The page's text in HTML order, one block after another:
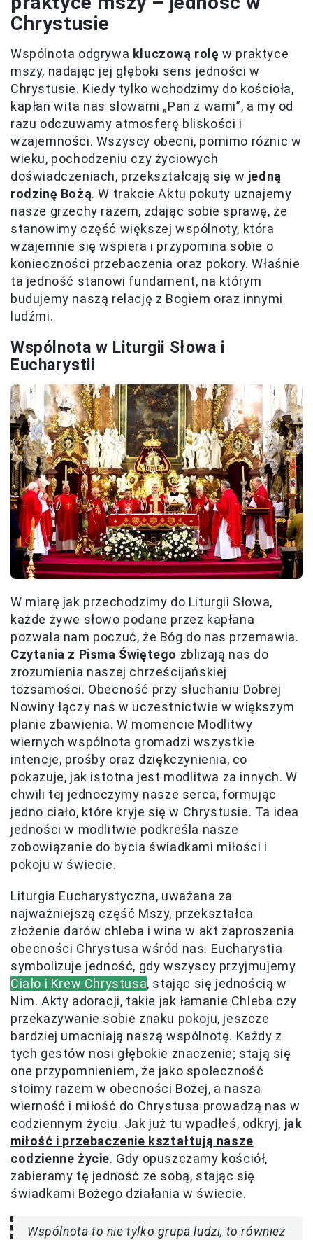
Chrystusie
Wspólnota odgrywa kluczową rolę w praktyce
mszy, nadając jej głęboki sens jedności w
Chrystusie. Kiedy tylko wchodzimy do kościoła,
kapłan wita nas słowami „Pan z wami”, a my od
razu odczuwamy atmosferę bliskości i
wzajemności. Wszyscy obecni, pomimo różnic w
wieku, pochodzeniu czy życiowych
doświadczeniach, przekształcają się w jedną
rodzinę Bożą. W trakcie Aktu pokuty uznajemy
nasze grzechy razem, zdając sobie sprawę, że
stanowimy część większej wspólnoty, która
wzajemnie się wspiera i przypomina sobie o
konieczności przebaczenia oraz pokory. Właśnie
ta jedność stanowi fundament, na którym
budujemy naszą relację z Bogiem oraz innymi
ludźmi.
Wspólnota w Liturgii Słowa i
Eucharystii
W miarę jak przechodzimy do Liturgii Słowa,
każde żywe słowo podane przez kapłana
pozwala nam poczuć, że Bóg do nas przemawia.
Czytania z Pisma Świętego zbliżają nas do
zrozumienia naszej chrześcijańskiej
tożsamości. Obecność przy słuchaniu Dobrej
Nowiny łączy nas w uczestnictwie w większym
planie zbawienia. W momencie Modlitwy
wiernych wspólnota gromadzi wszystkie
intencje, prośby oraz dziękczynienia, co
pokazuje, jak istotna jest modlitwa za innych. W
chwili tej jednoczymy nasze serca, formując
jedno ciało, które kryje się w Chrystusie. Ta idea
jedności w modlitwie podkreśla nasze
zobowiązanie do bycia świadkami miłości i
pokoju w świecie.
Liturgia Eucharystyczna, uważana za
najważniejszą część Mszy, przekształca
złożenie darów chleba i wina w akt zaproszenia
obecności Chrystusa wśród nas. Eucharystia
symbolizuje jedność, gdy wszyscy przyjmujemy
Ciało i Krew Chrystusa, stając się jednością w
Nim. Akty adoracji, takie jak łamanie Chleba czy
przekazywanie sobie znaku pokoju, jeszcze
bardziej umacniają naszą wspólnotę. Każdy z
tych gestów nosi głębokie znaczenie; stają się
one przypomnieniem, że jako społeczność
stoimy razem w obecności Bożej, a nasza
wierność i miłość do Chrystusa prowadzą nas w
codziennym życiu. Jak już tu wpadłeś, odkryj, jak
miłość i przebaczenie kształtują nasze
codzienne życie. Gdy opuszczamy kościół,
zabieramy tę jedność ze sobą, stając się
świadkami Bożego działania w świecie.
Wspólnota to nie tylko grupa ludzi, to również